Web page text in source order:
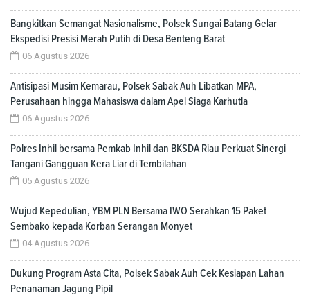
Bangkitkan Semangat Nasionalisme, Polsek Sungai Batang Gelar
Ekspedisi Presisi Merah Putih di Desa Benteng Barat
06 Agustus 2026
Antisipasi Musim Kemarau, Polsek Sabak Auh Libatkan MPA,
Perusahaan hingga Mahasiswa dalam Apel Siaga Karhutla
06 Agustus 2026
Polres Inhil bersama Pemkab Inhil dan BKSDA Riau Perkuat Sinergi
Tangani Gangguan Kera Liar di Tembilahan
05 Agustus 2026
Wujud Kepedulian, YBM PLN Bersama IWO Serahkan 15 Paket
Sembako kepada Korban Serangan Monyet
04 Agustus 2026
Dukung Program Asta Cita, Polsek Sabak Auh Cek Kesiapan Lahan
Penanaman Jagung Pipil